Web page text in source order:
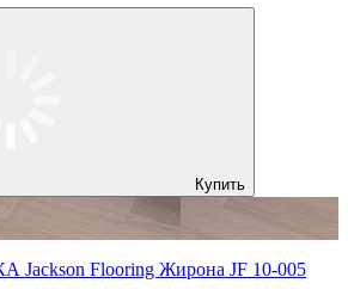
Купить
Flooring Жирона JF 10-005